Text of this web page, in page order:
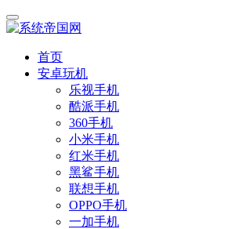
首页
安卓玩机
乐视手机
酷派手机
360手机
小米手机
红米手机
黑鲨手机
联想手机
OPPO手机
一加手机